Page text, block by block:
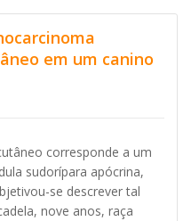
em um canino
corresponde a um
sudorípara apócrina,
se descrever tal
nove anos, raça